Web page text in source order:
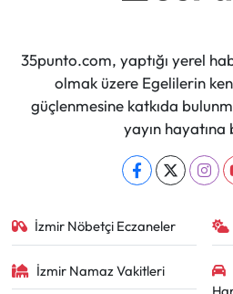
35punto.com, yaptığı yerel
olmak üzere Egelilerin
güçlenmesine katkıda
yayın hayatına
İzmir Nöbetçi Eczaneler
İzmir Namaz Vakitleri